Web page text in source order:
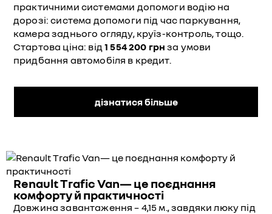
практичними системами допомоги водію на
дорозі: система допомоги під час паркування,
камера заднього огляду, круїз-контроль, тощо.
Стартова ціна: від1 554 200 грнза умови
придбання автомобіля в кредит.
дізнатися більше
Renault Trafic Van— це поєднання
комфорту й практичності
Довжина завантаження – 4,15 м., завдяки люку під